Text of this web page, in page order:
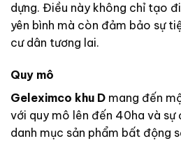
dựng. Điều này không chỉ tạo
yên bình mà còn đảm bảo sự
cư dân tương lai.
Quy mô
Geleximco khu D mang đến
với quy mô lên đến 40ha và
danh mục sản phẩm bất động